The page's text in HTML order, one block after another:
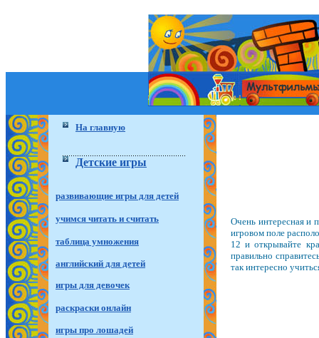
На главную
Детские игры
развивающие игры для детей
учимся читать и считать
таблица умножения
английский для детей
игры для девочек
раскраски онлайн
игры про лошадей
Очень интересная и
игровом поле
12 и открывайте
правильно
так интересно